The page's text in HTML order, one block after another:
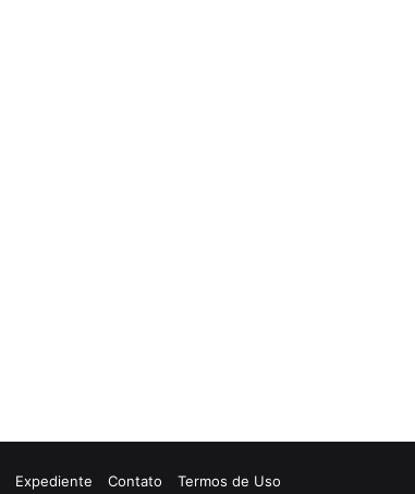
Expediente Contato Termos de Uso